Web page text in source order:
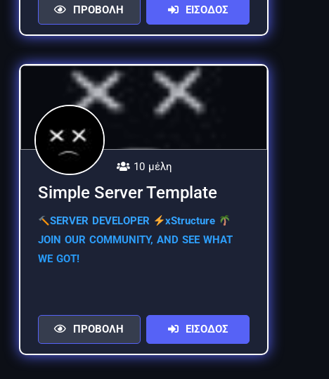
ΠΡΟΒΟΛΗ ΕΙΣΟΔΟΣ
10 μέλη
Simple Server Template
SERVER DEVELOPER
xStructure
JOIN OUR COMMUNITY, AND SEE WHAT
WE GOT!
ΠΡΟΒΟΛΗ ΕΙΣΟΔΟΣ